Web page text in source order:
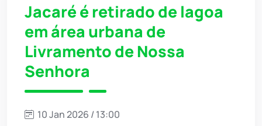
Jacaré é retirado de lagoa
em área urbana de
Livramento de Nossa
Senhora
10 Jan 2026 / 13:00